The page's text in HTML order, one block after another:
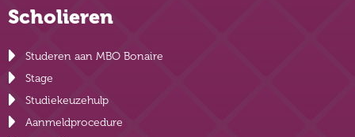
Scholieren
Studeren aan MBO Bonaire
Stage
Studiekeuzehulp
Aanmeldprocedure